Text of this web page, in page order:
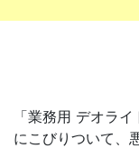
「業務用 デオラ
にこびりついて、